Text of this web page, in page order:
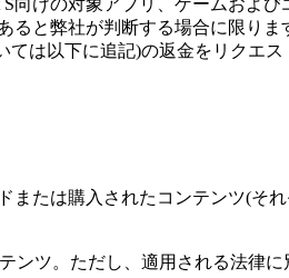
と弊社が判断する場合に限りま
は以下に追記)の返金をリクエス
たは購入されたコンテンツ(そ
ンツ。ただし、適用される法律